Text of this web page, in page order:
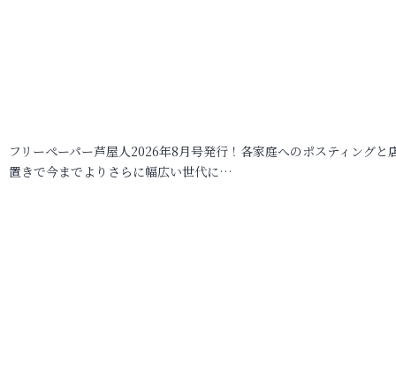
フリーペーパー芦屋人2026年8月号発行！各家庭へのポスティングと
置きで今までよりさらに幅広い世代に…